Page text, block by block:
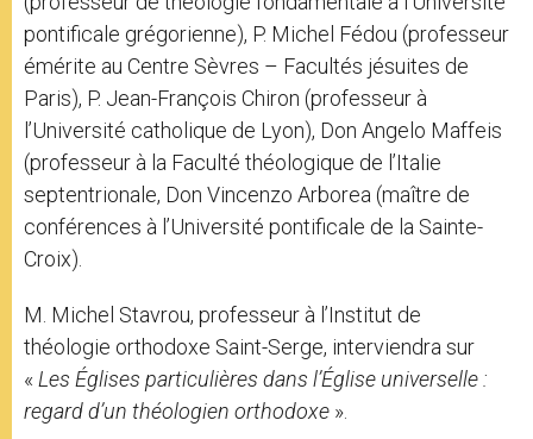
pontificale grégorienne), P. Michel Fédou (professeur
émérite au Centre Sèvres – Facultés jésuites de
Paris), P. Jean-François Chiron (professeur à
l’Université catholique de Lyon), Don Angelo Maffeis
(professeur à la Faculté théologique de l’Italie
septentrionale, Don Vincenzo Arborea (maître de
conférences à l’Université pontificale de la Sainte-
Croix).
M. Michel Stavrou, professeur à l’Institut de
théologie orthodoxe Saint-Serge, interviendra sur
« Les Églises particulières dans l’Église universelle :
regard d’un théologien orthodoxe ».